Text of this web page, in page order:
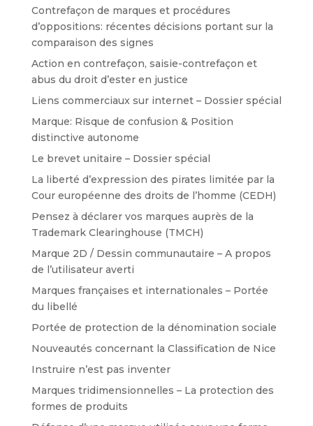
Contrefaçon de marques et procédures
d’oppositions: récentes décisions portant sur la
comparaison des signes
Action en contrefaçon, saisie-contrefaçon et
abus du droit d’ester en justice
Liens commerciaux sur internet – Dossier spécial
Marque: Risque de confusion & Position
distinctive autonome
Le brevet unitaire – Dossier spécial
La liberté d’expression des pirates limitée par la
Cour européenne des droits de l’homme (CEDH)
Pensez à déclarer vos marques auprès de la
Trademark Clearinghouse (TMCH)
Marque 2D / Dessin communautaire – A propos
de l’utilisateur averti
Marques françaises et internationales – Portée
du libellé
Portée de protection de la dénomination sociale
Nouveautés concernant la Classification de Nice
Instruire n’est pas inventer
Marques tridimensionnelles – La protection des
formes de produits